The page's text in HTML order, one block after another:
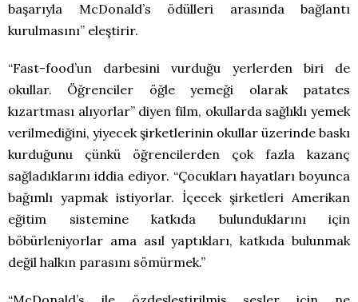
başarıyla McDonald’s ödülleri arasında bağlantı
kurulmasını” eleştirir.
“Fast-food’un darbesini vurduğu yerlerden biri de
okullar. Öğrenciler öğle yemeği olarak patates
kızartması alıyorlar” diyen film, okullarda sağlıklı yemek
verilmediğini, yiyecek şirketlerinin okullar üzerinde baskı
kurduğunu çünkü öğrencilerden çok fazla kazanç
sağladıklarını iddia ediyor. “Çocukları hayatları boyunca
bağımlı yapmak istiyorlar. İçecek şirketleri Amerikan
eğitim sistemine katkıda bulunduklarını için
böbürleniyorlar ama asıl yaptıkları, katkıda bulunmak
değil halkın parasını sömürmek.”